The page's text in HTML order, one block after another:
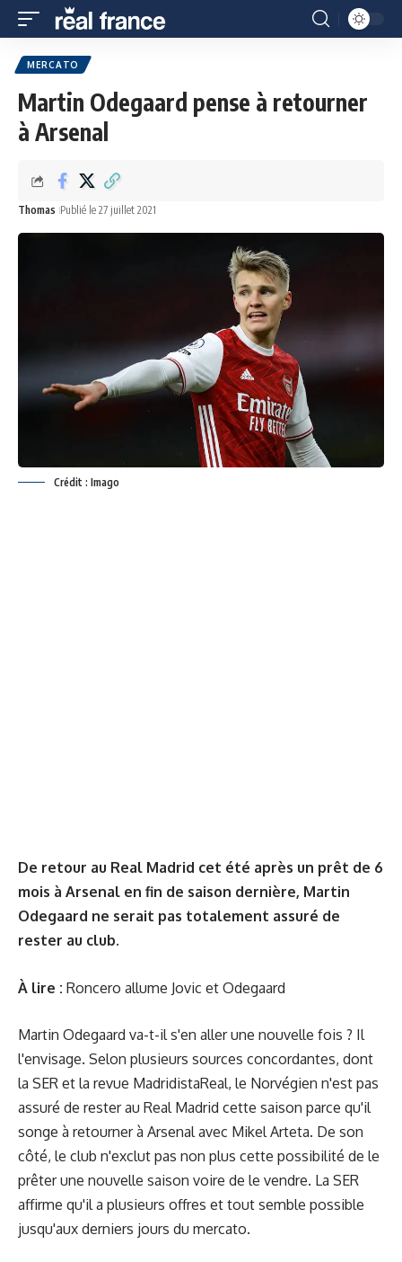
MERCATO
Martin Odegaard pense à retourner
à Arsenal
Thomas Publié le 27 juillet 2021
Crédit : Imago
De retour au Real Madrid cet été après un prêt de 6
mois à Arsenal en fin de saison dernière, Martin
Odegaard ne serait pas totalement assuré de
rester au club.
À lire : Roncero allume Jovic et Odegaard
Martin Odegaard va-t-il s'en aller une nouvelle fois ? Il
l'envisage. Selon plusieurs sources concordantes, dont
la SER et la revue MadridistaReal, le Norvégien n'est pas
assuré de rester au Real Madrid cette saison parce qu'il
songe à retourner à Arsenal avec Mikel Arteta. De son
côté, le club n'exclut pas non plus cette possibilité de le
prêter une nouvelle saison voire de le vendre. La SER
affirme qu'il a plusieurs offres et tout semble possible
jusqu'aux derniers jours du mercato.